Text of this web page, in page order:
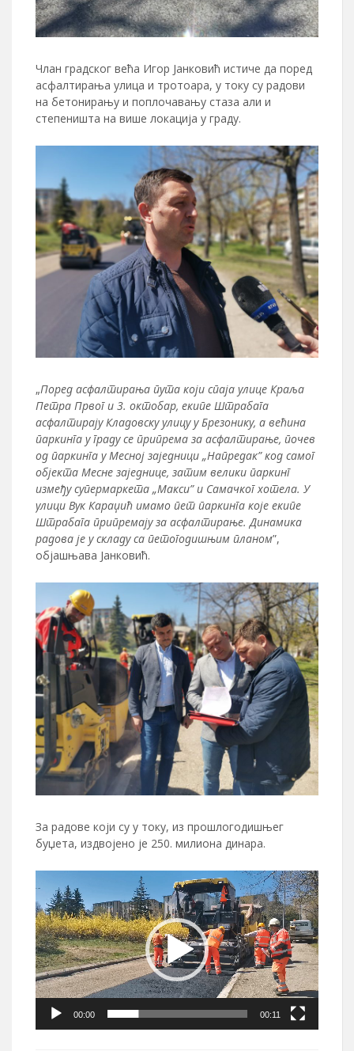
Члан градског већа Игор Јанковић истиче да поред
асфалтирања улица и тротоара, у току су радови
на бетонирању и поплочавању стаза али и
степеништа на више локација у граду.
„Поред асфалтирања пута који спаја улице Краља
Петра Првог и 3. октобар, екипе Штрабага
асфалтирају Кладовску улицу у Брезонику, а већина
паркинга у граду се припрема за асфалтирање, почев
од паркинга у Месној заједници „Напредак” код самог
објекта Месне заједнице, затим велики паркинг
између супермаркета „Макси” и Самачког хотела. У
улици Вук Караџић имамо пет паркинга које екипе
Штрабага припремају за асфалтирање. Динамика
радова је у складу са петогодишњим планом”,
објашњава Јанковић.
За радове који су у току, из прошлогодишњег
буџета, издвојено је 250. милиона динара.
видео
записа
00:00 00:11